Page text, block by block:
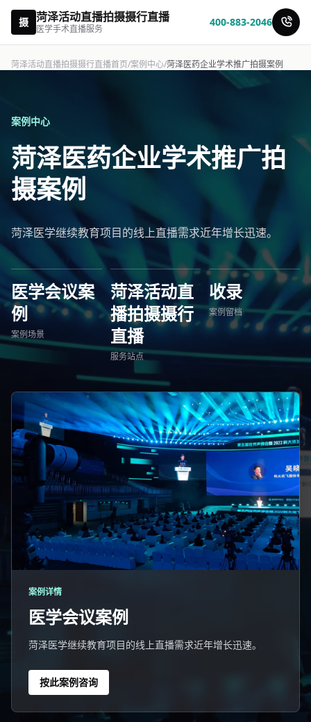
摄 菏泽活动直播拍摄摄行直播
医学手术直播服务
400-883-2046
菏泽活动直播拍摄摄行直播首页/案例中心/菏泽医药企业学术推广拍摄案例
案例中心
菏泽医药企业学术推广拍
摄案例
菏泽医学继续教育项目的线上直播需求近年增长迅速。
医学会议案
例
案例场景
菏泽活动直
播拍摄摄行
直播
服务站点
收录
案例留档
案例详情
医学会议案例
菏泽医学继续教育项目的线上直播需求近年增长迅速。
按此案例咨询